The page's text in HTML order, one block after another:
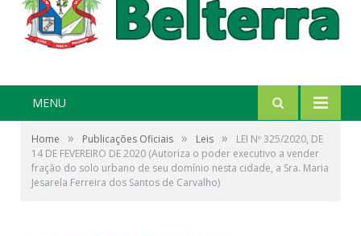
MENU
Home » Publicações Oficiais » Leis »
LEI Nº 325/2020, DE
14 DE FEVEREIRO DE 2020 (Autoriza o poder executivo a vender
fração do solo urbano de seu domínio nesta cidade, a Sra. Maria
Jesarela Ferreira dos Santos de Carvalho)